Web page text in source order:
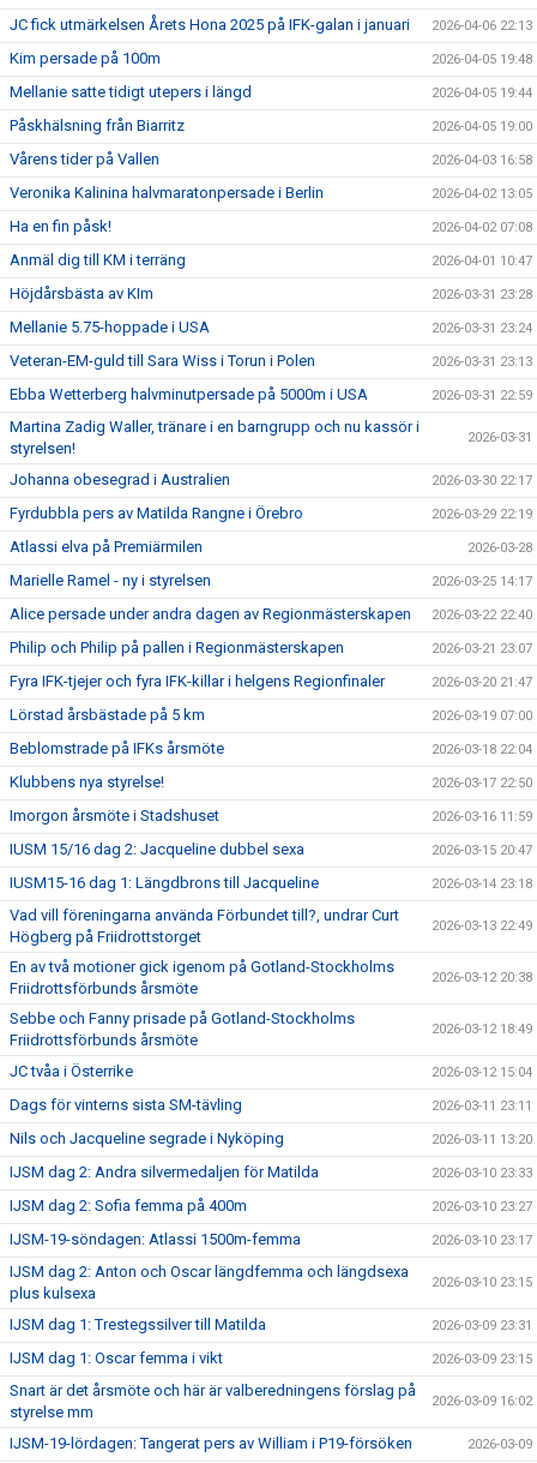
JC fick utmärkelsen Årets Hona 2025 på IFK-galan i januari 2026-04-06 22:13
Kim persade på 100m 2026-04-05 19:48
Mellanie satte tidigt utepers i längd 2026-04-05 19:44
Påskhälsning från Biarritz 2026-04-05 19:00
Vårens tider på Vallen 2026-04-03 16:58
Veronika Kalinina halvmaratonpersade i Berlin 2026-04-02 13:05
Ha en fin påsk! 2026-04-02 07:08
Anmäl dig till KM i terräng 2026-04-01 10:47
Höjdårsbästa av KIm 2026-03-31 23:28
Mellanie 5.75-hoppade i USA 2026-03-31 23:24
Veteran-EM-guld till Sara Wiss i Torun i Polen 2026-03-31 23:13
Ebba Wetterberg halvminutpersade på 5000m i USA 2026-03-31 22:59
Martina Zadig Waller, tränare i en barngrupp och nu kassör i
styrelsen!
2026-03-31
Johanna obesegrad i Australien 2026-03-30 22:17
Fyrdubbla pers av Matilda Rangne i Örebro 2026-03-29 22:19
Atlassi elva på Premiärmilen 2026-03-28
Marielle Ramel - ny i styrelsen 2026-03-25 14:17
Alice persade under andra dagen av Regionmästerskapen 2026-03-22 22:40
Philip och Philip på pallen i Regionmästerskapen 2026-03-21 23:07
Fyra IFK-tjejer och fyra IFK-killar i helgens Regionfinaler 2026-03-20 21:47
Lörstad årsbästade på 5 km 2026-03-19 07:00
Beblomstrade på IFKs årsmöte 2026-03-18 22:04
Klubbens nya styrelse! 2026-03-17 22:50
Imorgon årsmöte i Stadshuset 2026-03-16 11:59
IUSM 15/16 dag 2: Jacqueline dubbel sexa 2026-03-15 20:47
IUSM15-16 dag 1: Längdbrons till Jacqueline 2026-03-14 23:18
Vad vill föreningarna använda Förbundet till?, undrar Curt
Högberg på Friidrottstorget
2026-03-13 22:49
En av två motioner gick igenom på Gotland-Stockholms
Friidrottsförbunds årsmöte
2026-03-12 20:38
Sebbe och Fanny prisade på Gotland-Stockholms
Friidrottsförbunds årsmöte
2026-03-12 18:49
JC tvåa i Österrike 2026-03-12 15:04
Dags för vinterns sista SM-tävling 2026-03-11 23:11
Nils och Jacqueline segrade i Nyköping 2026-03-11 13:20
IJSM dag 2: Andra silvermedaljen för Matilda 2026-03-10 23:33
IJSM dag 2: Sofia femma på 400m 2026-03-10 23:27
IJSM-19-söndagen: Atlassi 1500m-femma 2026-03-10 23:17
IJSM dag 2: Anton och Oscar längdfemma och längdsexa
plus kulsexa
2026-03-10 23:15
IJSM dag 1: Trestegssilver till Matilda 2026-03-09 23:31
IJSM dag 1: Oscar femma i vikt 2026-03-09 23:15
Snart är det årsmöte och här är valberedningens förslag på
styrelse mm
2026-03-09 16:02
IJSM-19-lördagen: Tangerat pers av William i P19-försöken 2026-03-09